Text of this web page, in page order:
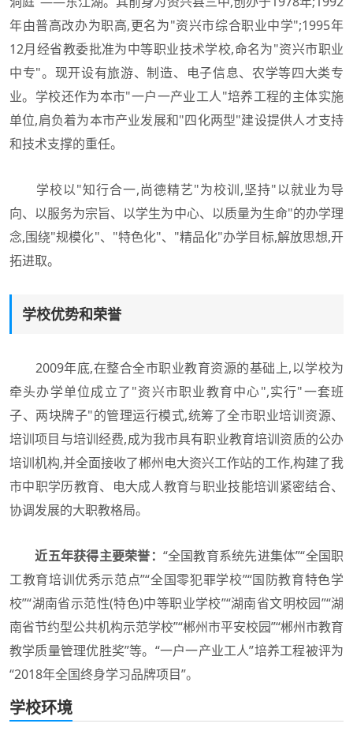
年由普高改办为职高,更名为"资兴市综合职业中学";1995年
12月经省教委批准为中等职业技术学校,命名为"资兴市职业
中专"。现开设有旅游、制造、电子信息、农学等四大类专
业。学校还作为本市"一户一产业工人"培养工程的主体实施
单位,肩负着为本市产业发展和"四化两型"建设提供人才支持
和技术支撑的重任。
学校以"知行合一,尚德精艺"为校训,坚持"以就业为导
向、以服务为宗旨、以学生为中心、以质量为生命"的办学理
念,围绕"规模化"、"特色化"、"精品化"办学目标,解放思想,开
拓进取。
学校优势和荣誉
2009年底,在整合全市职业教育资源的基础上,以学校为
牵头办学单位成立了"资兴市职业教育中心",实行"一套班
子、两块牌子"的管理运行模式,统筹了全市职业培训资源、
培训项目与培训经费,成为我市具有职业教育培训资质的公办
培训机构,并全面接收了郴州电大资兴工作站的工作,构建了我
市中职学历教育、电大成人教育与职业技能培训紧密结合、
协调发展的大职教格局。
近五年获得主要荣誉： “全国教育系统先进集体”“全国职
工教育培训优秀示范点”“全国零犯罪学校”“国防教育特色学
校”“湖南省示范性(特色)中等职业学校”“湖南省文明校园”“湖
南省节约型公共机构示范学校”“郴州市平安校园”“郴州市教育
教学质量管理优胜奖”等。“一户一产业工人”培养工程被评为
“2018年全国终身学习品牌项目”。
学校环境